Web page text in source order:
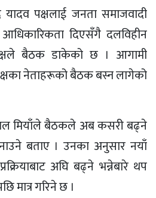
यादव पक्षलाई जनता समाजवादी
दिएसँगै दलविहीन
बैठक डाकेको छ । आगामी
नेताहरूको बैठक बस्न लागेको
मियाँले बैठकले अब कसरी बढ्ने
बताए । उनका अनुसार नयाँ
अघि बढ्ने भन्नेबारे थप
मात्र गरिने छ ।